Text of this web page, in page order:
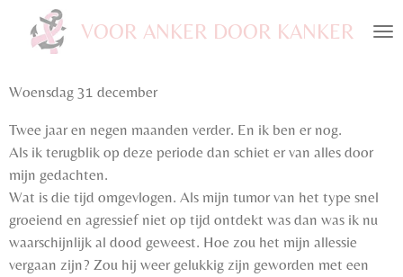
direct
de
VOOR ANKER DOOR KANKER
Woensdag 31 december
Twee jaar en negen maanden verder. En ik ben er nog.
Als ik terugblik op deze periode dan schiet er van alles door
mijn gedachten.
Wat is die tijd omgevlogen. Als mijn tumor van het type snel
groeiend en agressief niet op tijd ontdekt was dan was ik nu
waarschijnlijk al dood geweest. Hoe zou het mijn allessie
vergaan zijn? Zou hij weer gelukkig zijn geworden met een